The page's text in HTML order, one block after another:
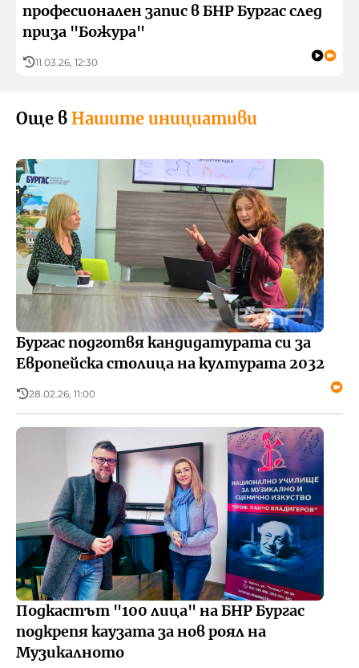
професионален запис в БНР Бургас след
приза "Божура"
11.03.26, 12:30
Още в Нашите инициативи
Бургас подготвя кандидатурата си за
Европейска столица на културата 2032
28.02.26, 11:00
Подкастът "100 лица" на БНР Бургас
подкрепя каузата за нов роял на
Музикалното